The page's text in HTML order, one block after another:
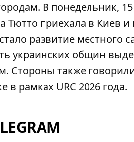
В понедельник,
Тютто приехала в Киев
развитие местного
украинских общин
Стороны также
рамках URC 2026 года.